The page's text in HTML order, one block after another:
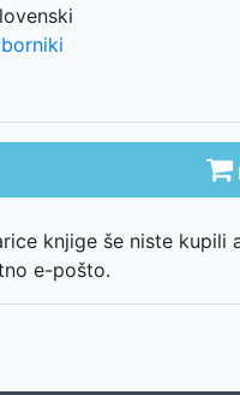

knjige še niste
e-pošto.